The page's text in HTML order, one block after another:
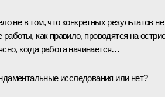
не в том, что конкретных результатов
работы, как правило, проводятся на
когда работа начинается…
исследования или нет?